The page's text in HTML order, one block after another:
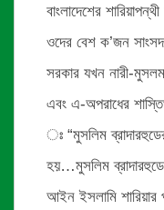
বাংলাদেশের
ওদের বেশ ক’জন
সরকার যখন নারী-
এবং এ-অপরাধের
ঃ “মুসলিম
হয়…মুসলিম
আইন ইসলামি শারিয়ার